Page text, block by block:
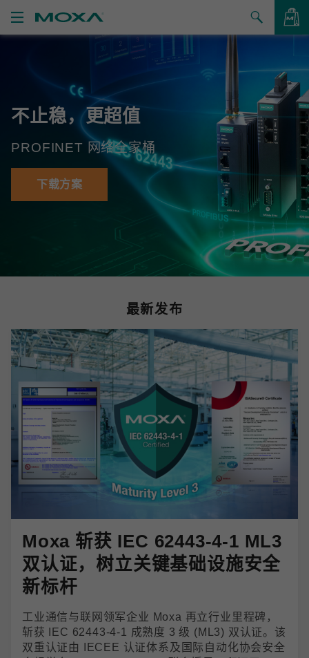
持
何购买
于我们
Moxa
不止稳，更超值
PROFINET 网络全家桶
下载方案
最新发布
Moxa 斩获 IEC 62443-4-1 ML3
双认证，树立关键基础设施安全
新标杆
工业通信与联网领军企业 Moxa 再立行业里程碑，
斩获 IEC 62443-4-1 成熟度 3 级 (ML3) 双认证。该
双重认证由 IECEE 认证体系及国际自动化协会安全
查看询价